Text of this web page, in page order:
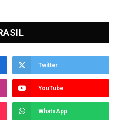
Twitter
YouTube
WhatsApp